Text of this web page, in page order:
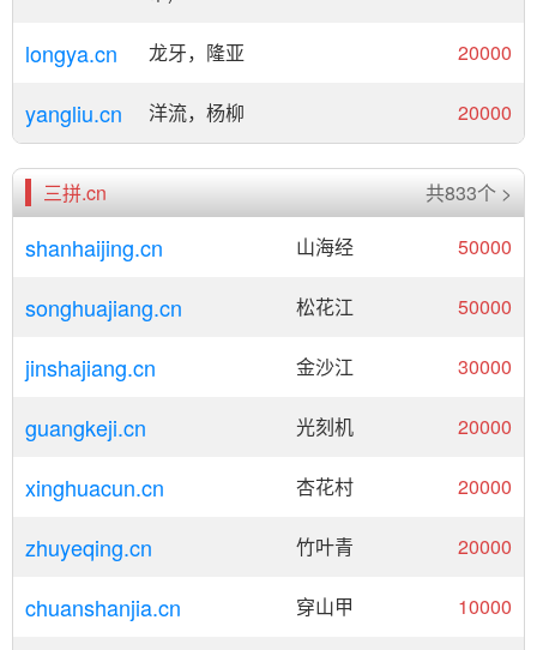
longya.cn 龙牙，隆亚 20000
yangliu.cn 洋流，杨柳 20000
三拼.cn 共833个 >
shanhaijing.cn 山海经 50000
songhuajiang.cn 松花江 50000
jinshajiang.cn 金沙江 30000
guangkeji.cn 光刻机 20000
xinghuacun.cn 杏花村 20000
zhuyeqing.cn 竹叶青 20000
chuanshanjia.cn 穿山甲 10000